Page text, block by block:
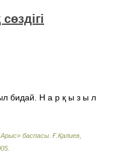
бидай. Н а р қ ы з ы л
Арыс» баспасы Ғ.Қалиев,